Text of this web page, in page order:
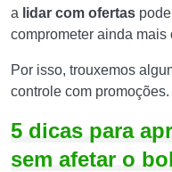
a lidar com ofertas
comprometer ainda mais
Por isso, trouxemos
controle com promoções.
5 dicas para
sem afetar o